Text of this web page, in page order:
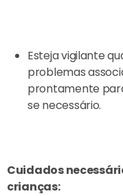
Esteja vigilante
problemas
prontamente
se necessário.
Cuidados
crianças: